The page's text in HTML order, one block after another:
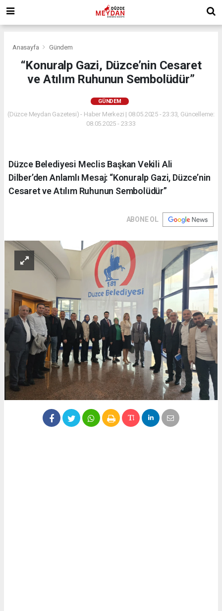
Anasayfa Gündem
“Konuralp Gazi, Düzce’nin Cesaret
ve Atılım Ruhunun Sembolüdür”
GÜNDEM
(Düzce Meydan Gazetesi) - Haber Merkezi | 08.05.2025 - 23:33, Güncelleme:
08.05.2025 - 23:33
Düzce Belediyesi Meclis Başkan Vekili Ali
Dilber’den Anlamlı Mesaj: “Konuralp Gazi, Düzce’nin
Cesaret ve Atılım Ruhunun Sembolüdür”
ABONE OL